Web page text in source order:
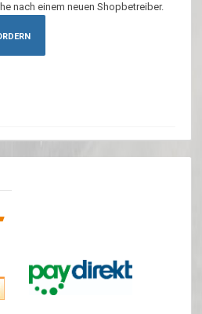
nach einem neuen Shopbetreiber.